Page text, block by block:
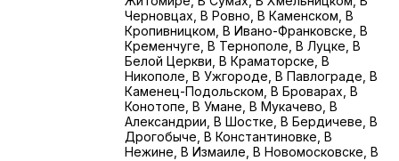
Черновцах, В Ровно, В Каменском, В
Кропивницком, В Ивано-Франковске, В
Кременчуге, В Тернополе, В Луцке, В
Белой Церкви, В Краматорске, В
Никополе, В Ужгороде, В Павлограде, В
Каменец-Подольском, В Броварах, В
Конотопе, В Умане, В Мукачево, В
Александрии, В Шостке, В Бердичеве, В
Дрогобыче, В Константиновке, В
Нежине, В Измаиле, В Новомосковске, В